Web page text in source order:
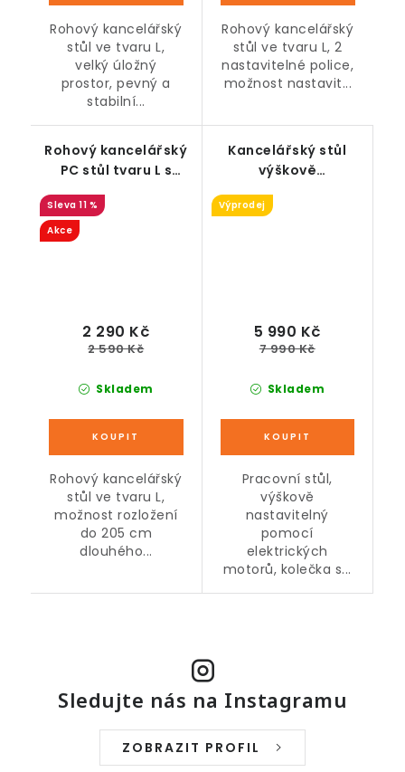
Rohový kancelářský
stůl ve tvaru L,
velký úložný
prostor, pevný a
stabilní...
Rohový kancelářský
stůl ve tvaru L, 2
nastavitelné police,
možnost nastavit...
Rohový kancelářský
PC stůl tvaru L s
x 105 x 75 cm
11 %
Akce
Skladem
2 290 Kč
2 590 Kč
Rohový kancelářský
stůl ve tvaru L,
možnost rozložení
do 205 cm
dlouhého...
Kancelářský stůl
výškově
120 x 60 x 71-117 cm
Výprodej
Skladem
5 990 Kč
7 990 Kč
Pracovní stůl,
výškově
nastavitelný
pomocí
elektrických
motorů, kolečka s...
Sledujte nás na Instagramu
ZOBRAZIT PROFIL